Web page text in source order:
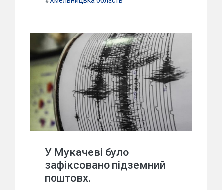
У Мукачеві було
зафіксовано підземний
поштовх.